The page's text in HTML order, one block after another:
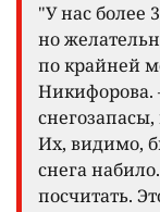
"У нас более
но
по крайней
Никифорова.
Их, видимо,
снега
посчитать.